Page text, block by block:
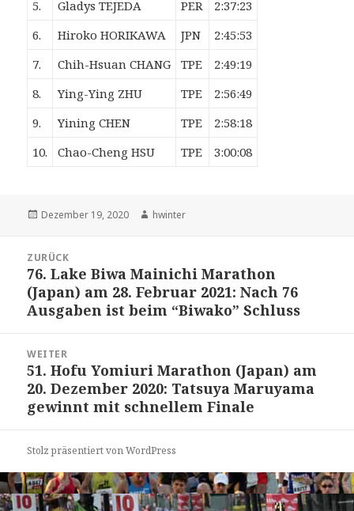
5. Gladys TEJEDA PER
2:37:23
6.
Hiroko HORIKAWA JPN
2:45:53
7.
Chih-Hsuan CHANG TPE
2:49:19
8.
Ying-Ying ZHU TPE
2:56:49
9.
Yining CHEN TPE
2:58:18
10.
Chao-Cheng HSU TPE 3:00:08
Veröffentlicht
Dezember 19, 2020 Autor
hwinter
Navigation
ZURÜCK
Vorheriger
Beitrag:
76. Lake Biwa Mainichi Marathon
(Japan) am 28. Februar 2021: Nach 76
Ausgaben ist beim “Biwako” Schluss
WEITER
Nächster
Beitrag:
51. Hofu Yomiuri Marathon (Japan) am
20. Dezember 2020: Tatsuya Maruyama
gewinnt mit schnellem Finale
Stolz präsentiert von WordPress